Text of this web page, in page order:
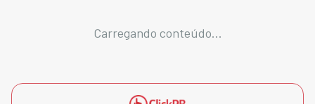
Carregando conteúdo...